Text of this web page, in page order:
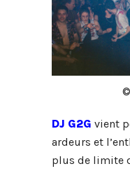
DJ G2G vient
ardeurs et
plus de limite